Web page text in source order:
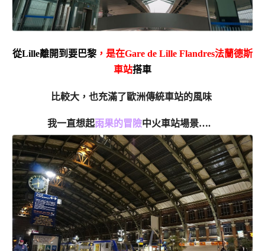
從Lille離開到要巴黎 ，是在Gare de Lille Flandres法蘭德斯
車站搭車
比較大，也充滿了歐洲傳統車站的風味
我一直想起雨果的冒險中火車站場景….